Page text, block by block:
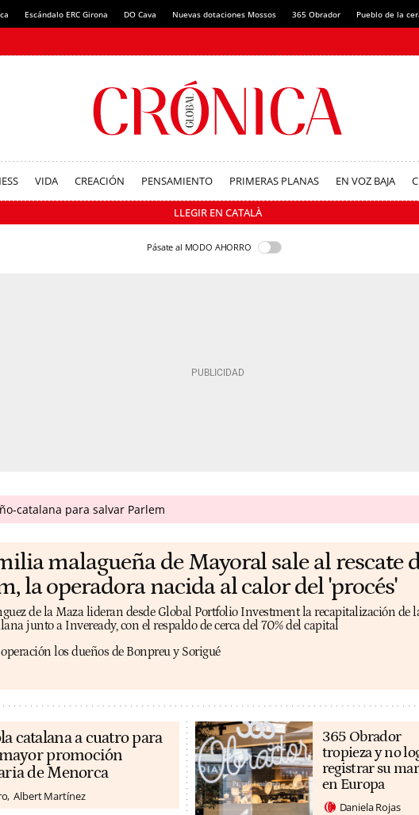
Escándalo ERC Girona DO Cava Nuevas dotaciones Mossos 365 Obrador Pueblo de la
VIDA CREACIÓN PENSAMIENTO PRIMERAS PLANAS EN VOZ BAJA
LLEGIR EN CATALÀ
Pásate al MODO AHORRO
catalana para salvar Parlem
malagueña de Mayoral sale al rescate
la operadora nacida al calor del 'procés'
de la Maza lideran desde Global Portfolio Investment la recapitalización de
junto a Inveready, con el respaldo de cerca del 70% del capital
los dueños de Bonpreu y Sorigué
catalana a cuatro para
promoción
de Menorca
Albert Martínez
365 Obrador
tropieza y no
registrar su
en Europa
Daniela Rojas